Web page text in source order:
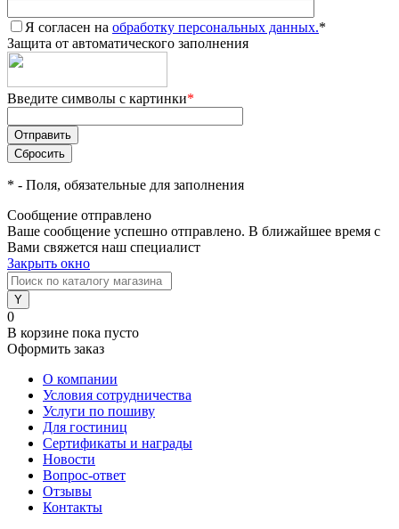
Я согласен на обработку персональных данных.*
Защита от автоматического заполнения
Введите символы с картинки*
* - Поля, обязательные для заполнения
Сообщение отправлено
Ваше сообщение успешно отправлено. В ближайшее время с
Вами свяжется наш специалист
Закрыть окно
0
В корзине пока пусто
Оформить заказ
О компании
Условия сотрудничества
Услуги по пошиву
Для гостиниц
Сертификаты и награды
Новости
Вопрос-ответ
Отзывы
Контакты